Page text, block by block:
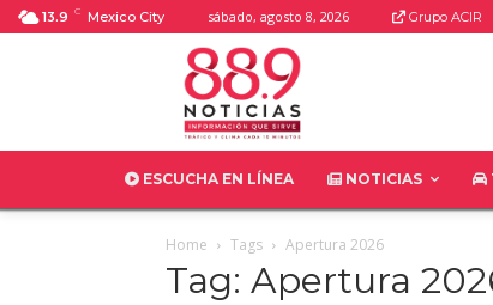
13.9 C Mexico City sábado, agosto 8, 2026 Grupo ACIR
ESCUCHA EN LÍNEA NOTICIAS
Home Tags Apertura 2026
Tag: Apertura